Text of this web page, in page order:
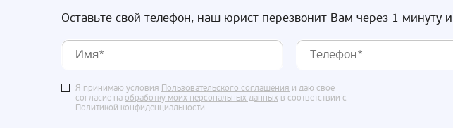
Оставьте свой телефон, наш юрист перезвонит Вам через 1 минуту
Я принимаю условия Пользовательского соглашения и даю свое
согласие на обработку моих персональных данных в соответствии с
Политикой конфиденциальности